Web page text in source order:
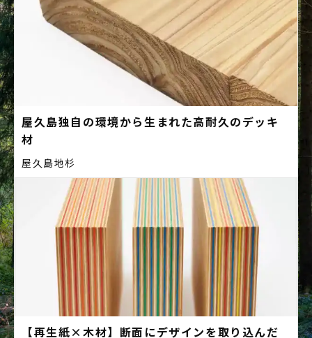
屋久島独自の環境から生まれた高耐久のデッキ
材
屋久島地杉
【再生紙×木材】断面にデザインを取り込んだ